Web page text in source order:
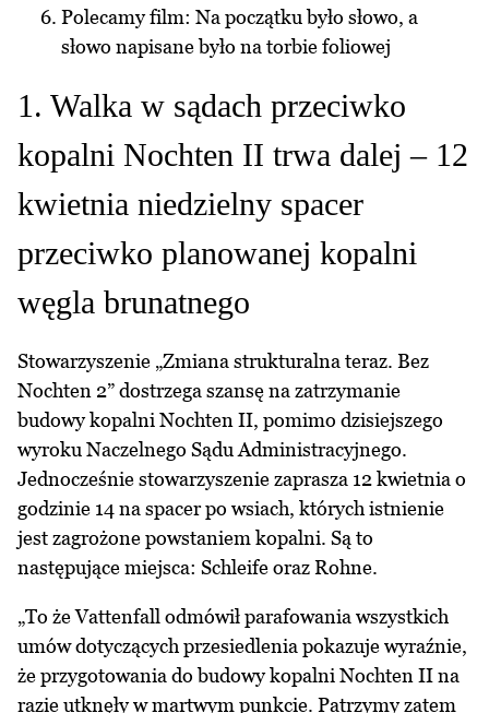
Polecamy film: Na początku było słowo, a
słowo napisane było na torbie foliowej
1. Walka w sądach przeciwko
kopalni Nochten II trwa dalej – 12
kwietnia niedzielny spacer
przeciwko planowanej kopalni
węgla brunatnego
Stowarzyszenie „Zmiana strukturalna teraz. Bez
Nochten 2” dostrzega szansę na zatrzymanie
budowy kopalni Nochten II, pomimo dzisiejszego
wyroku Naczelnego Sądu Administracyjnego.
Jednocześnie stowarzyszenie zaprasza 12 kwietnia o
godzinie 14 na spacer po wsiach, których istnienie
jest zagrożone powstaniem kopalni. Są to
następujące miejsca: Schleife oraz Rohne.
„To że Vattenfall odmówił parafowania wszystkich
umów dotyczących przesiedlenia pokazuje wyraźnie,
że przygotowania do budowy kopalni Nochten II na
razie utknęły w martwym punkcie. Patrzymy zatem